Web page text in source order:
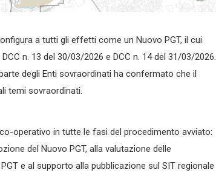
a tutti gli effetti come un Nuovo PGT, il cui
n. 13 del 30/03/2026 e DCC n. 14 del 31/03/2026.
degli Enti sovraordinati ha confermato che il
temi sovraordinati.
operativo in tutte le fasi del procedimento avviato:
del Nuovo PGT, alla valutazione delle
e al supporto alla pubblicazione sul SIT regionale